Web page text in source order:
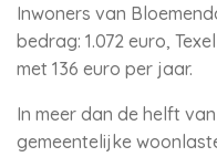
Inwoners van
bedrag: 1.072 euro,
met 136 euro per jaar.
In meer dan de helft
gemeentelijke